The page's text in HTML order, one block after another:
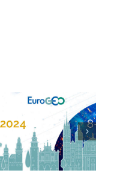
Andrea
Cruciani a
“Voci
d’Impresa”